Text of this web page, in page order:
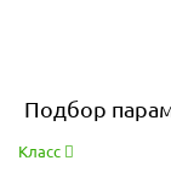
Подбор
Класс